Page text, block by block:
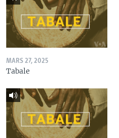
MARS 27, 2025
Tabale